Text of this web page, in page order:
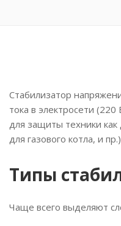
Стабилизатор
тока в электросети
для защиты техники
для газового котла, и
Типы
Чаще всего выделяют